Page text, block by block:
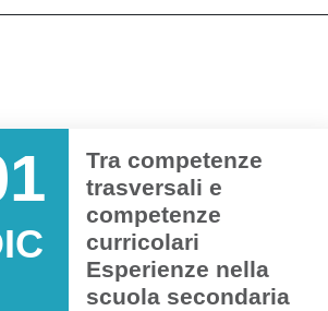
Tra competenze
trasversali e
competenze
curricolari
Esperienze nella
scuola secondaria